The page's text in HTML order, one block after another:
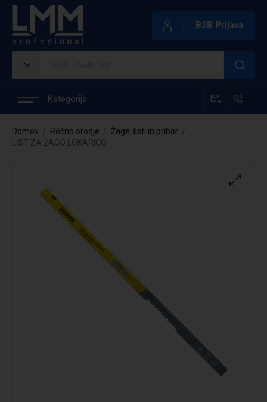
B2B Prijava
Kategorija
Domov Ročno orodje
Žage, listi in pribor
LIST ZA ŽAGO LOKARICO